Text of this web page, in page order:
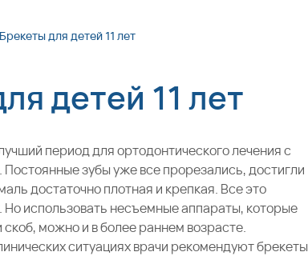
Брекеты для детей 11 лет
детей 11 лет
период для ортодонтического лечения с
. Постоянные зубы уже все прорезались, достигли
достаточно плотная и крепкая. Все это
Но использовать несъемные аппараты, которые
скоб, можно и в более раннем возрасте.
ситуациях врачи рекомендуют брекеты